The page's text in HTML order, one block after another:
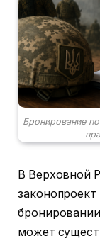
Бронирование
В Верховной
законопроект
может